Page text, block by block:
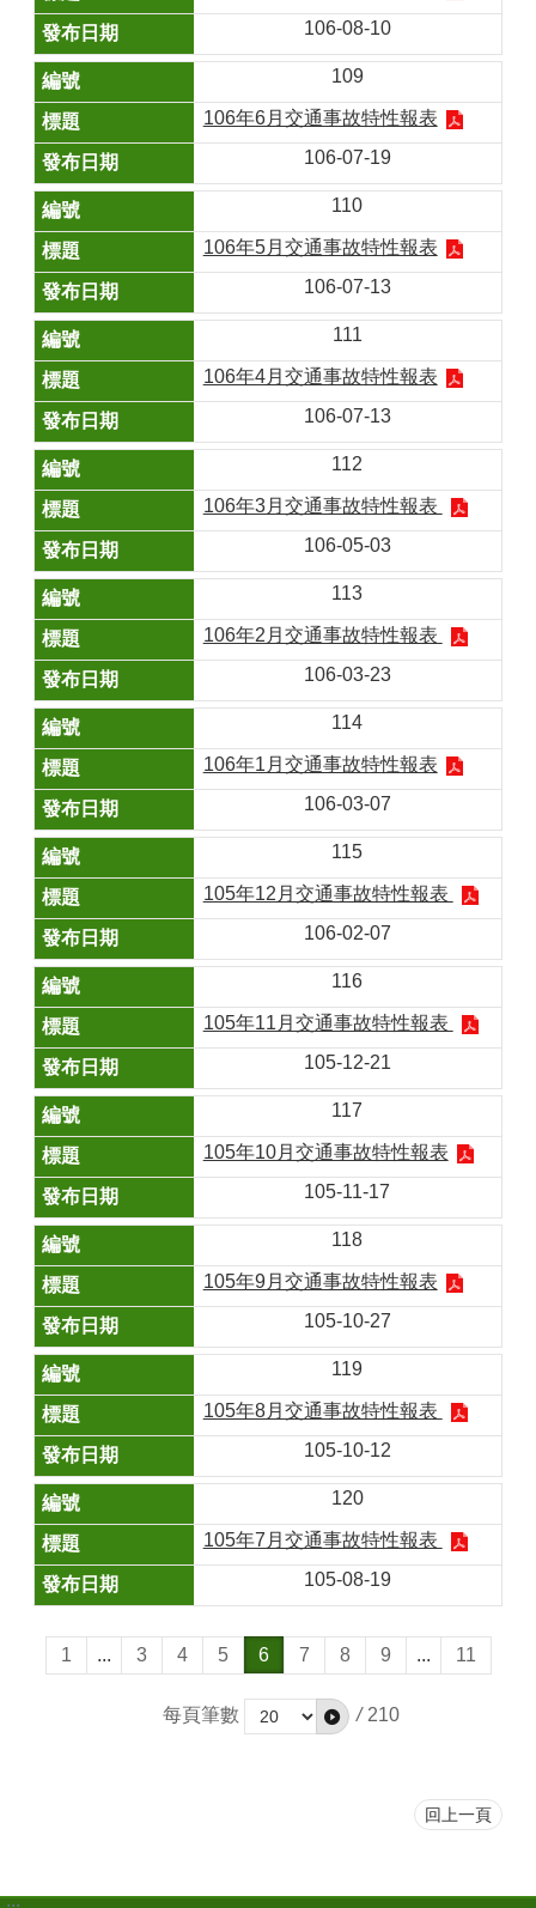
106-08-10
109
106年6月交通事故特性報表
106-07-19
110
106年5月交通事故特性報表
106-07-13
111
106年4月交通事故特性報表
106-07-13
112
106年3月交通事故特性報表
106-05-03
113
106年2月交通事故特性報表
106-03-23
114
106年1月交通事故特性報表
106-03-07
115
105年12月交通事故特性報表
106-02-07
116
105年11月交通事故特性報表
105-12-21
117
105年10月交通事故特性報表
105-11-17
118
105年9月交通事故特性報表
105-10-27
119
105年8月交通事故特性報表
105-10-12
120
105年7月交通事故特性報表
105-08-19
1 ... 3 4 5 6 7 8 9 ... 11
每頁筆數 / 210
回上一頁